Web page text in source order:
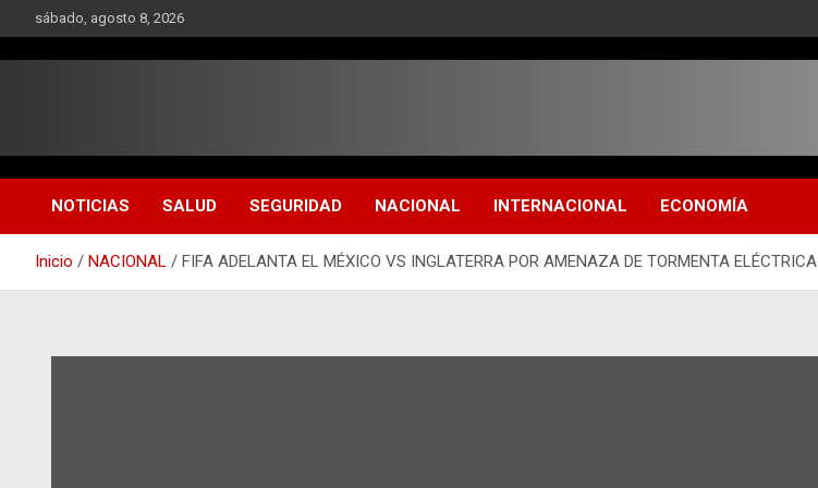
al
contenido
sábado, agosto 8, 2026
NOTICIAS SALUD SEGURIDAD NACIONAL INTERNACIONAL ECONOMÍA
Inicio NACIONAL FIFA ADELANTA EL MÉXICO VS INGLATERRA POR AMENAZA DE TORMENTA ELÉCTRICA